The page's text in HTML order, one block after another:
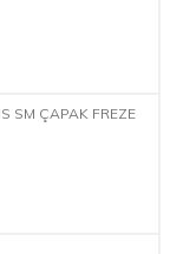
SM ÇAPAK FREZE